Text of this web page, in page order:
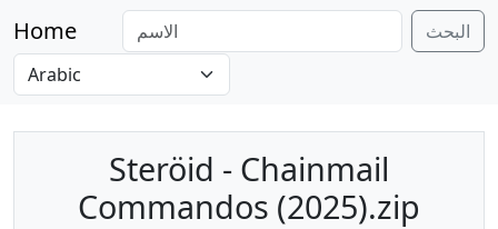
Home البحث
Steröid - Chainmail
Commandos (2025).zip